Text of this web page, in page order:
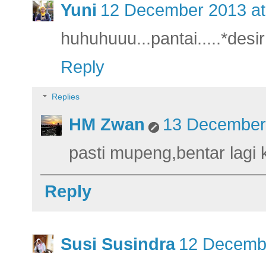
Yuni 12 December 2013
Reply
Replies
HM Zwan
13
pasti mupeng,bentar lagi
Reply
Susi Susindra 12